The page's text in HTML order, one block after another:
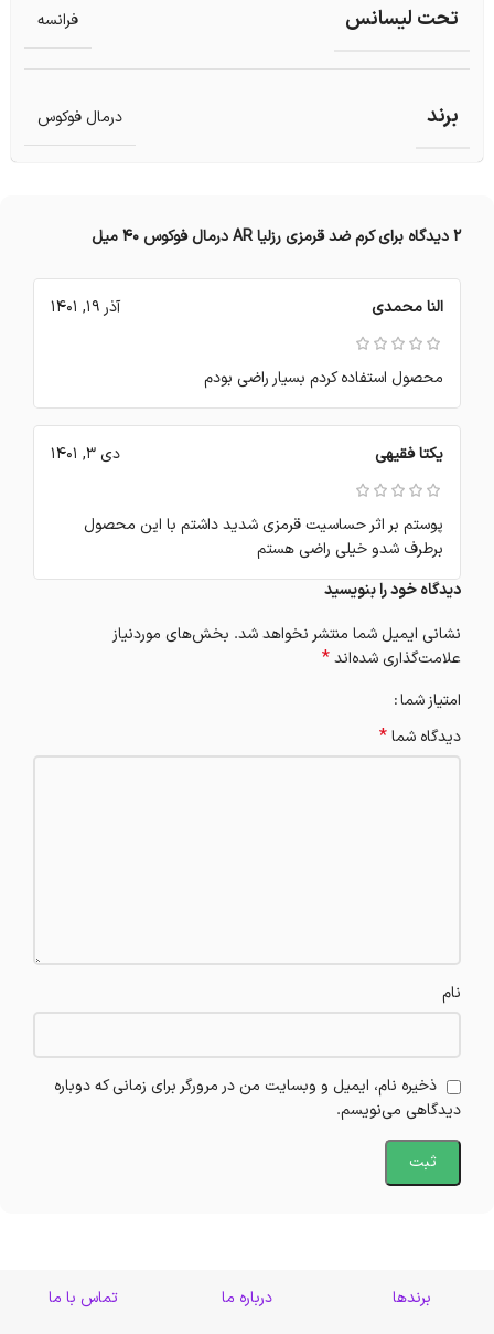
تحت لیسانس فرانسه
برند درمال فوکوس
2 دیدگاه برای کرم ضد قرمزی رزلیا AR درمال فوکوس 40 میل
النا محمدی آذر 19, 1401
محصول استفاده کردم بسیار راضی بودم
یکتا فقیهی دی 3, 1401
پوستم بر اثر حساسیت قرمزی شدید داشتم با این محصول
برطرف شدو خیلی راضی هستم
دیدگاه خود را بنویسید
نشانی ایمیل شما منتشر نخواهد شد. بخش‌های موردنیاز
علامت‌گذاری شده‌اند*
امتیاز شما
دیدگاه شما*
نام
ذخیره نام، ایمیل و وبسایت من در مرورگر برای زمانی که دوباره
دیدگاهی می‌نویسم.
برندها درباره ما تماس با ما